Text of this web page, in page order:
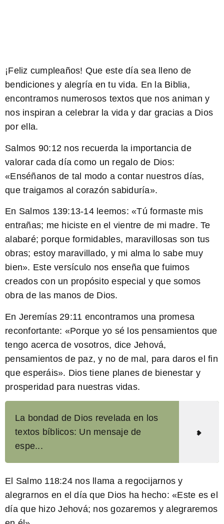
¡Feliz cumpleaños! Que este día sea lleno de
bendiciones y alegría en tu vida. En la Biblia,
encontramos numerosos textos que nos animan y
nos inspiran a celebrar la vida y dar gracias a Dios
por ella.
Salmos 90:12 nos recuerda la importancia de
valorar cada día como un regalo de Dios:
«Enséñanos de tal modo a contar nuestros días,
que traigamos al corazón sabiduría».
En Salmos 139:13-14leemos: «Tú formaste mis
entrañas; me hiciste en el vientre de mi madre. Te
alabaré; porque formidables, maravillosas son tus
obras; estoy maravillado, y mi alma lo sabe muy
bien». Este versículo nos enseña que fuimos
creados con un propósito especial y que somos
obra de las manos de Dios.
En Jeremías 29:11 encontramos una promesa
reconfortante: «Porque yo sé los pensamientos que
tengo acerca de vosotros, dice Jehová,
pensamientos de paz, y no de mal, para daros el fin
que esperáis». Dios tiene planes de bienestar y
prosperidad para nuestras vidas.
La bondad de Dios revelada en los
textos bíblicos: Un mensaje de
espe...
El Salmo 118:24nos llama a regocijarnos y
alegrarnos en el día que Dios ha hecho: «Este es el
día que hizo Jehová; nos gozaremos y alegraremos